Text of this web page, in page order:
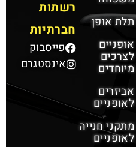
תלת אופן
אופניים
לצרכים
מיוחדים
אביזרים
לאופניים
מתקני חנייה
לאופניים
רשתות
חברתיות
פייסבוק
אינסטגרם